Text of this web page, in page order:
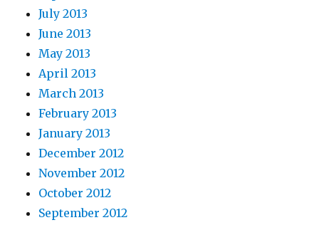
July 2013
June 2013
May 2013
April 2013
March 2013
February 2013
January 2013
December 2012
November 2012
October 2012
September 2012